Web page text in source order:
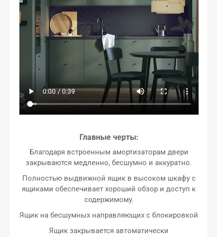
Главные черты:
Благодаря встроенным амортизаторам двери
закрываются медленно, бесшумно и аккуратно.
Полностью выдвижной ящик в высоком шкафу с
ящиками обеспечивает хороший обзор и доступ к
содержимому.
Ящик на бесшумных направляющих с блокировкой
Ящик закрывается автоматически